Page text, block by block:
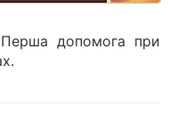
допомога при